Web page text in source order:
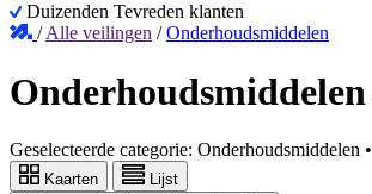
Duizenden Tevreden klanten
/Alle veilingen /Onderhoudsmiddelen
Onderhoudsmiddelen
Geselecteerde categorie: Onderhoudsmiddelen •
Kaarten
Lijst